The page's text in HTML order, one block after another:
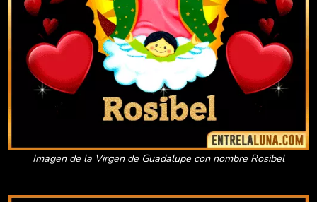
Imagen de la Virgen de Guadalupe con nombre Rosibel